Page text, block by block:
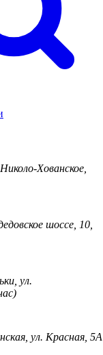
Хованское,
шоссе, 10,
ул.
ул. Красная, 5А